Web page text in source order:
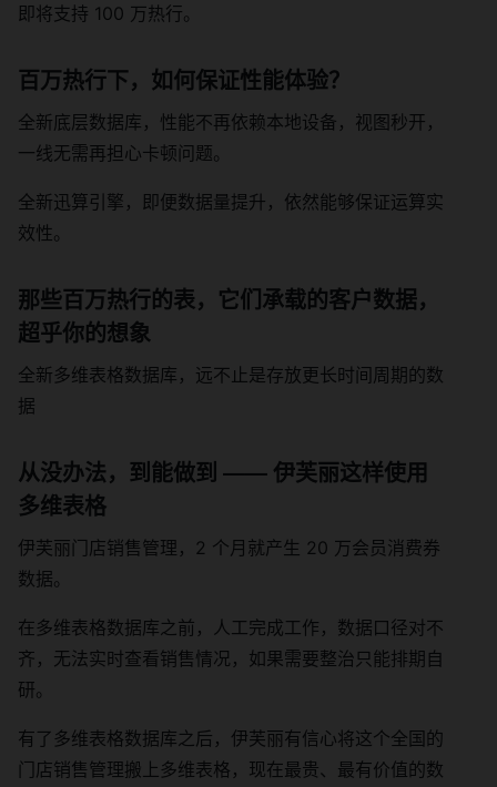
即将支持 100 万热行。
百万热行下，如何保证性能体验？
全新底层数据库，性能不再依赖本地设备，视图秒开，
一线无需再担心卡顿问题。
全新迅算引擎，即便数据量提升，依然能够保证运算实
效性。
那些百万热行的表，它们承载的客户数据，
超乎你的想象
全新多维表格数据库，远不止是存放更长时间周期的数
据
从没办法，到能做到 —— 伊芙丽这样使用
多维表格
伊芙丽门店销售管理，2 个月就产生 20 万会员消费券
数据。
在多维表格数据库之前，人工完成工作，数据口径对不
齐，无法实时查看销售情况，如果需要整治只能排期自
研。
有了多维表格数据库之后，伊芙丽有信心将这个全国的
门店销售管理搬上多维表格，现在最贵、最有价值的数